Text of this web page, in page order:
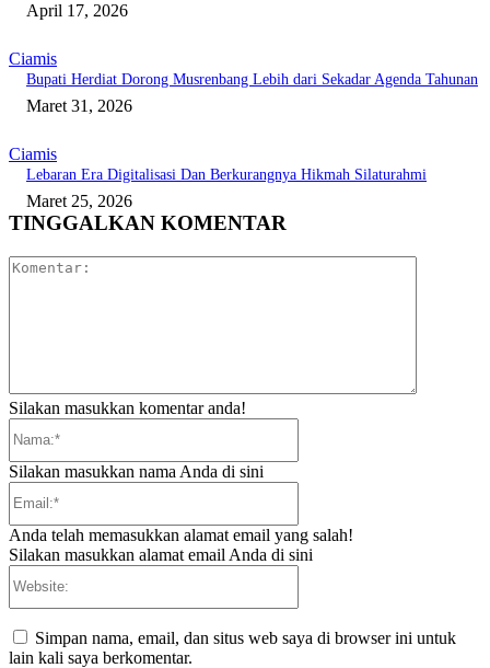
April 17, 2026
Ciamis
Bupati Herdiat Dorong Musrenbang Lebih dari Sekadar Agenda Tahunan
Maret 31, 2026
Ciamis
Lebaran Era Digitalisasi Dan Berkurangnya Hikmah Silaturahmi
Maret 25, 2026
TINGGALKAN KOMENTAR
Silakan masukkan komentar anda!
Silakan masukkan nama Anda di sini
Anda telah memasukkan alamat email yang salah!
Silakan masukkan alamat email Anda di sini
Simpan nama, email, dan situs web saya di browser ini untuk
lain kali saya berkomentar.